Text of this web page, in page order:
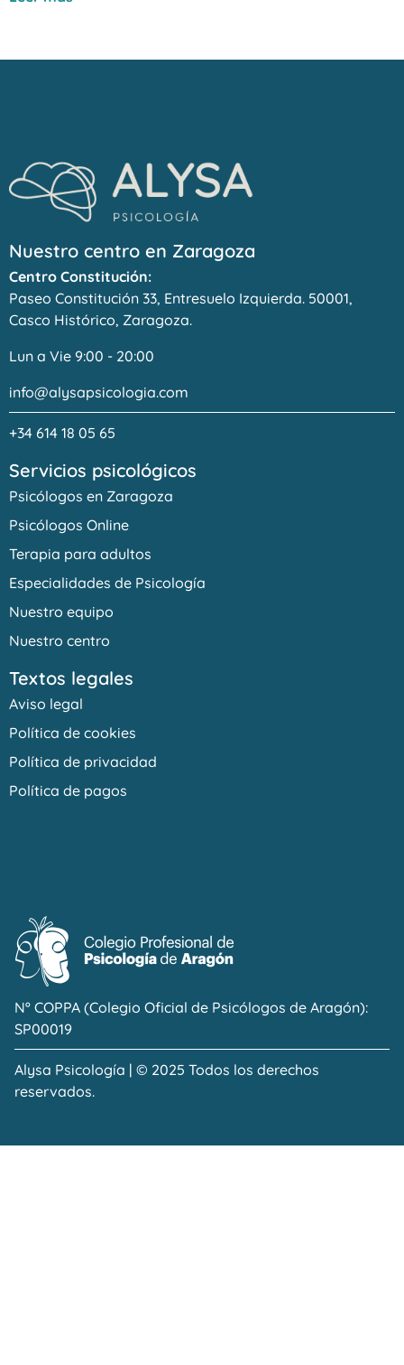
Nuestro centro en Zaragoza
Centro Constitución:
Paseo Constitución 33, Entresuelo Izquierda. 50001,
Casco Histórico, Zaragoza.
Lun a Vie 9:00 - 20:00
info@alysapsicologia.com
+34 614 18 05 65
Servicios psicológicos
Psicólogos en Zaragoza
Psicólogos Online
Terapia para adultos
Especialidades de Psicología
Nuestro equipo
Nuestro centro
Textos legales
Aviso legal
Política de cookies
Política de privacidad
Política de pagos
Nº COPPA (Colegio Oficial de Psicólogos de Aragón):
SP00019
Alysa Psicología | © 2025 Todos los derechos
reservados.